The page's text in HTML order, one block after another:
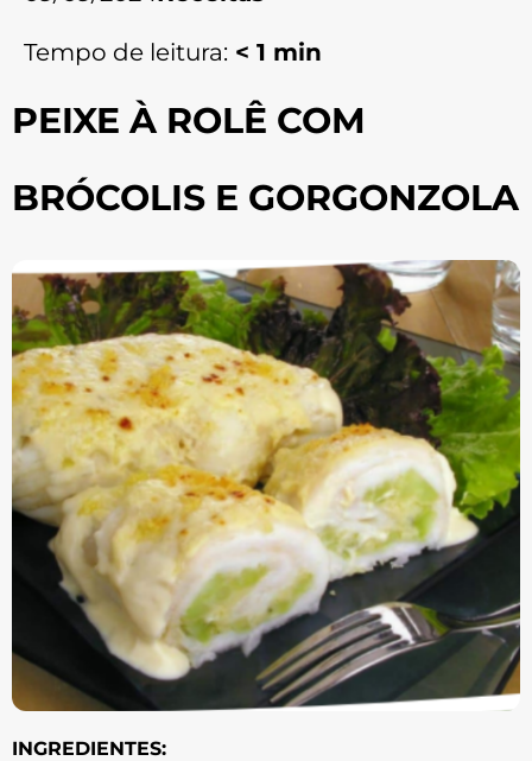
Tempo de leitura: < 1 min
PEIXE À ROLÊ COM
BRÓCOLIS E GORGONZOLA
INGREDIENTES: